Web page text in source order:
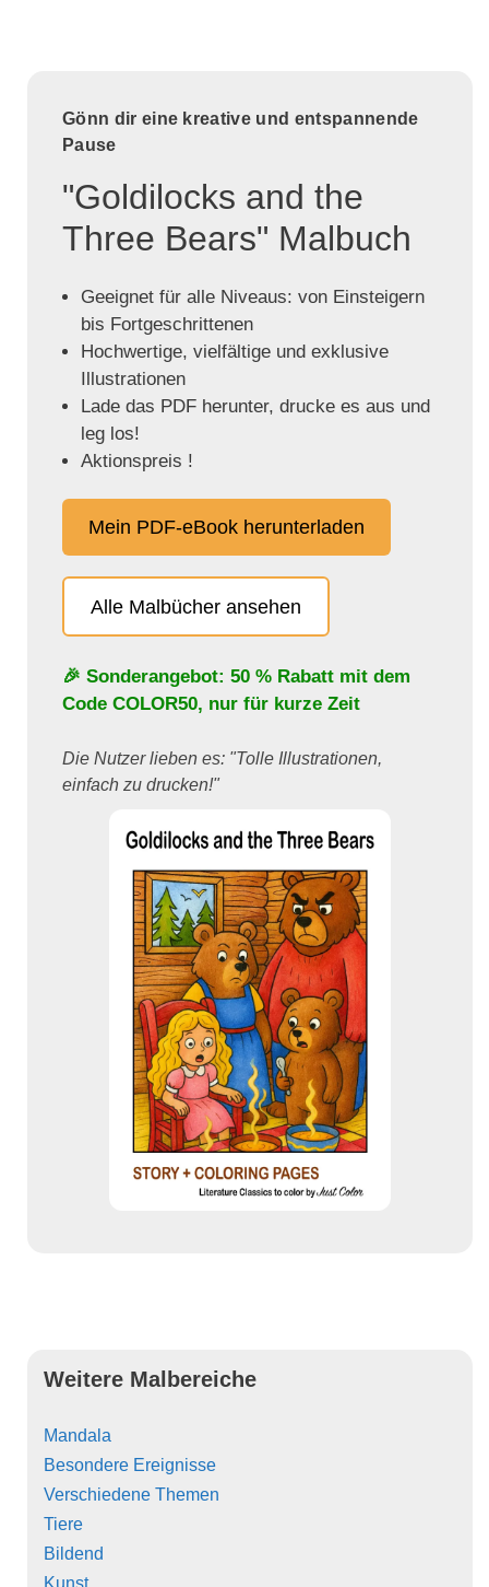
Gönn dir eine kreative und entspannende
Pause
"Goldilocks and the
Three Bears" Malbuch
Geeignet für alle Niveaus: von Einsteigern
bis Fortgeschrittenen
Hochwertige, vielfältige und exklusive
Illustrationen
Lade das PDF herunter, drucke es aus und
leg los!
Aktionspreis !
Mein PDF-eBook herunterladen
Alle Malbücher ansehen
🎉 Sonderangebot: 50 % Rabatt mit dem
Code COLOR50, nur für kurze Zeit
Die Nutzer lieben es: "Tolle Illustrationen,
einfach zu drucken!"
Weitere Malbereiche
Mandala
Besondere Ereignisse
Verschiedene Themen
Tiere
Bildend
Kunst